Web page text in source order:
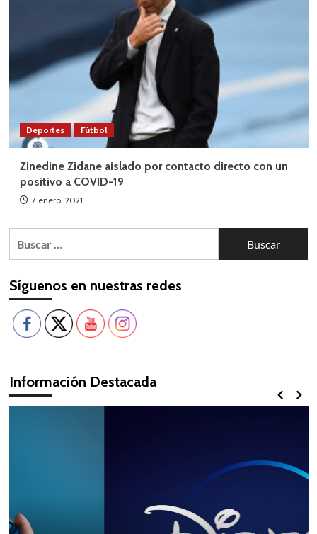
Deportes Fútbol
Zinedine Zidane aislado por contacto directo con un
positivo a COVID-19
7 enero, 2021
Síguenos en nuestras redes
Información Destacada